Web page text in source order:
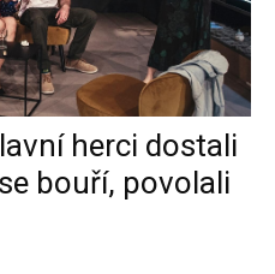
herci dostali
bouří, povolali